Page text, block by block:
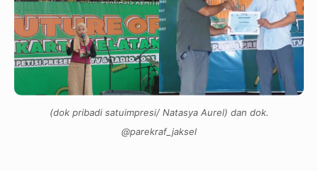
(dok pribadi satuimpresi/ Natasya Aurel) dan dok.
@parekraf_jaksel